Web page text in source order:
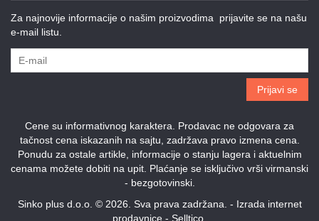
Za najnovije informacije o našim proizvodima prijavite se na našu
e-mail listu.
Prijavi se
Cene su informativnog karaktera. Prodavac ne odgovara za
tačnost cena iskazanih na sajtu, zadržava pravo izmena cena.
Ponudu za ostale artikle, informacije o stanju lagera i aktuelnim
cenama možete dobiti na upit. Plaćanje se isključivo vrši virmanski
- bezgotovinski.
Sinko plus d.o.o. © 2026. Sva prava zadržana. - Izrada internet
prodavnice - Selltico.